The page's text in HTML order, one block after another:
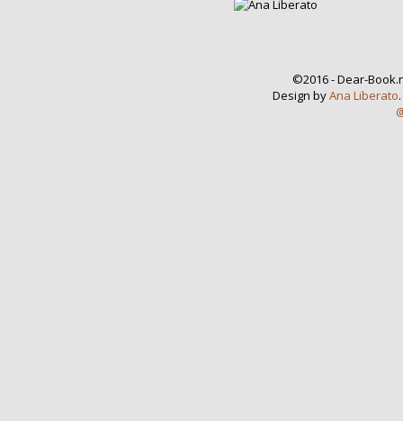
©2016 - Dear-
Design byAna Liberato